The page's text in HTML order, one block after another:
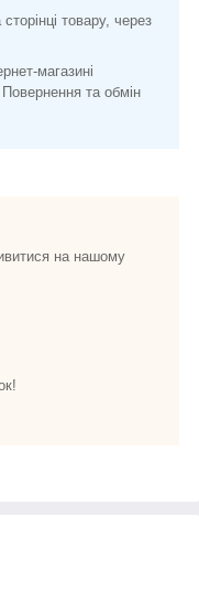
через
магазині
та обмін
на нашому